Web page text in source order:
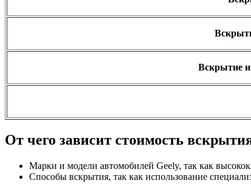
Вскрытие
От чего зависит стоимость
Марки и модели автомобилей Geely, так как
Способы вскрытия, так как использование